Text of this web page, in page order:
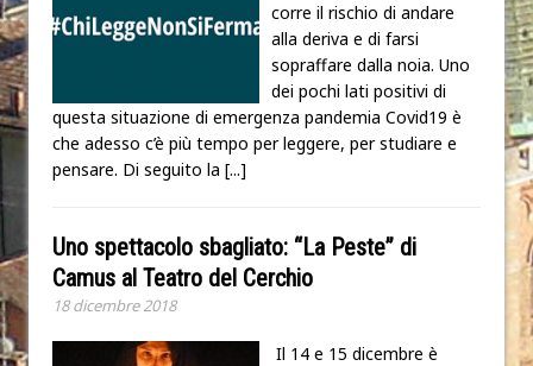
corre il rischio di andare
alla deriva e di farsi
sopraffare dalla noia. Uno
dei pochi lati positivi di
questa situazione di emergenza pandemia Covid19 è
che adesso c’è più tempo per leggere, per studiare e
pensare. Di seguito la [...]
Uno spettacolo sbagliato: “La Peste” di
Camus al Teatro del Cerchio
18 dicembre 2018
Il 14 e 15 dicembre è